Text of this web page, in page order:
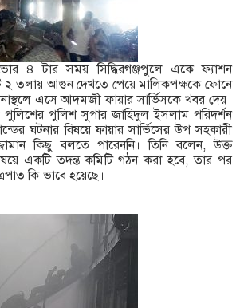
৪ টার সময় সিদ্ধিরগঞ্জপুলে একে ফ্যাশন
২ তলায় আগুন দেখতে পেয়ে মালিকপক্ষকে ফোনে
এসে আদমজী ফায়ার সার্ভিসকে খবর দেয়।
পুলিশের পুলিশ সুপার জাহিদুল ইসলাম পরিদর্শন
ঘটনার বিষয়ে ফায়ার সার্ভিসের উপ সহকারী
কিছু বলতে পারেননি। তিনি বলেন, উক্ত
একটি তদন্ত কমিটি গঠন করা হবে, তার পর
সূত্রপাত কি ভাবে হয়েছে।